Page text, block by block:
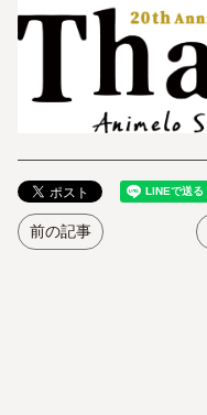
前の記事